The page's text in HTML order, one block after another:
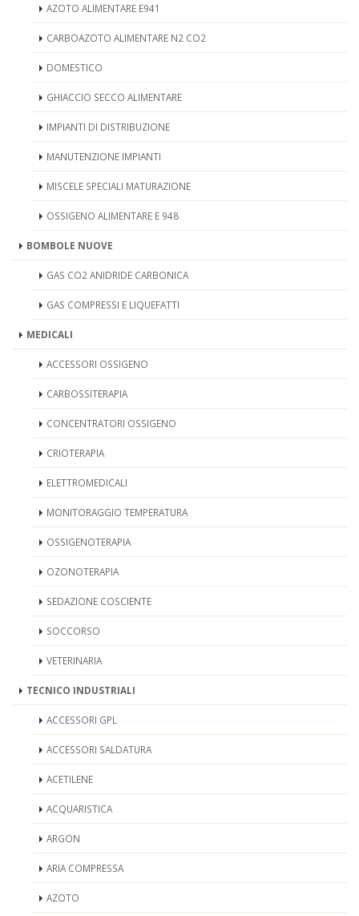
AZOTO ALIMENTARE E941
CARBOAZOTO ALIMENTARE N2 CO2
DOMESTICO
GHIACCIO SECCO ALIMENTARE
IMPIANTI DI DISTRIBUZIONE
MANUTENZIONE IMPIANTI
MISCELE SPECIALI MATURAZIONE
OSSIGENO ALIMENTARE E 948
BOMBOLE NUOVE
GAS CO2 ANIDRIDE CARBONICA
GAS COMPRESSI E LIQUEFATTI
MEDICALI
ACCESSORI OSSIGENO
CARBOSSITERAPIA
CONCENTRATORI OSSIGENO
CRIOTERAPIA
ELETTROMEDICALI
MONITORAGGIO TEMPERATURA
OSSIGENOTERAPIA
OZONOTERAPIA
SEDAZIONE COSCIENTE
SOCCORSO
VETERINARIA
TECNICO INDUSTRIALI
ACCESSORI GPL
ACCESSORI SALDATURA
ACETILENE
ACQUARISTICA
ARGON
ARIA COMPRESSA
AZOTO